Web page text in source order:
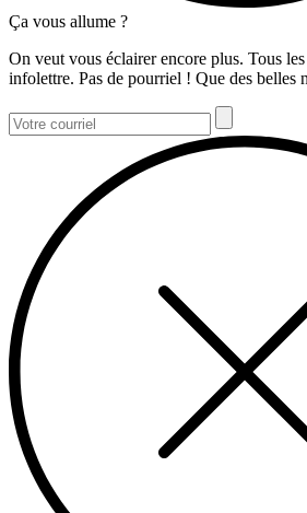
Ça vous allume ?
On veut vous éclairer encore plus. Tous
infolettre. Pas de pourriel ! Que des belles